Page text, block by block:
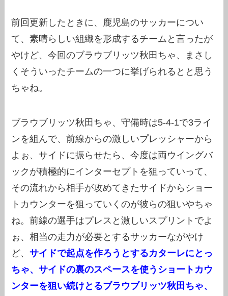
前回更新したときに、鹿児島のサッカーについ
て、素晴らしい組織を形成するチームと言ったが
やけど、今回のブラウブリッツ秋田ちゃ、まさし
くそういったチームの一つに挙げられるとと思う
ちゃね。
ブラウブリッツ秋田ちゃ、守備時は5-4-1で3ライ
ンを組んで、前線からの激しいプレッシャーから
よぉ、サイドに振らせたら、今度は両ウイングバ
ックが積極的にインターセプトを狙っていって、
その流れから相手が攻めてきたサイドからショー
トカウンターを狙っていくのが彼らの狙いやちゃ
ね。前線の選手はプレスと激しいスプリントでよ
ぉ、相当の走力が必要とするサッカーながやけ
ど、サイドで起点を作ろうとするカターレにとっ
ちゃ、サイドの裏のスペースを使うショートカウ
ンターを狙い続けとるブラウブリッツ秋田ちゃ、